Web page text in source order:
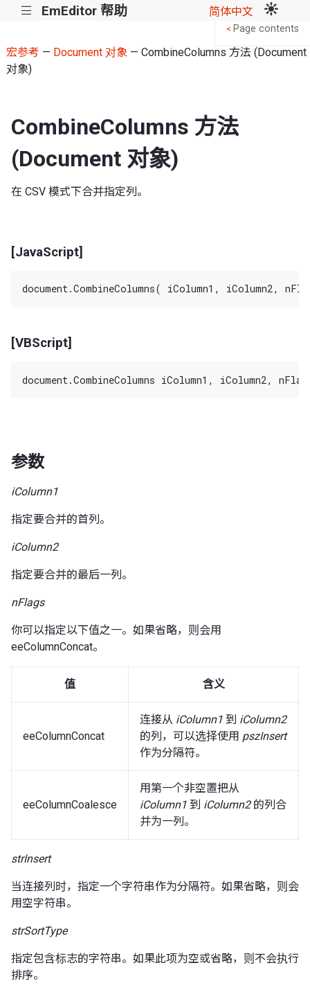
||| EmEditor 帮助 简体中文
宏参考 — Document 对象— CombineColumns 方法 (Document
对象)
CombineColumns 方法
(Document 对象)
在 CSV 模式下合并指定列。
[JavaScript]
[VBScript]
参数
iColumn1
指定要合并的首列。
iColumn2
指定要合并的最后一列。
nFlags
你可以指定以下值之一。如果省略，则会用
eeColumnConcat。
值 含义
eeColumnConcat
连接从 iColumn1 到 iColumn2
的列，可以选择使用 pszInsert
作为分隔符。
eeColumnCoalesce
用第一个非空置把从
iColumn1 到 iColumn2的列合
并为一列。
strInsert
当连接列时，指定一个字符串作为分隔符。如果省略，则会
用空字符串。
strSortType
指定包含标志的字符串。如果此项为空或省略，则不会执行
排序。
< Page contents